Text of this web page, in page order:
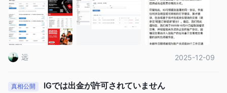
クがあります。すべてのトレーダーや投資家に適しているわけで
はありません。オンライン取引を行う前に、これらのリスクを理
解し認識することが重要です。
プライアンスレビューを理由に待つように言われました。私は自
分のアカウントに問題があるとは思わず、IGからアカウントに関
する問い合わせも受けていませんでした。当然、どんな要求にも
協力するつもりでした。しかし、私は無期限に待たされることに
なりました。1ヶ月待った後、2025年12月3日、私は以下のような
メール: 関連部門が私の口座残高（現在 -$163,164.70）から$271,
です。彼らは2025年10月21日以降に発生したすべての取引利益と
远 2025-12-09
真相公開 IGでは出金が許可されていません